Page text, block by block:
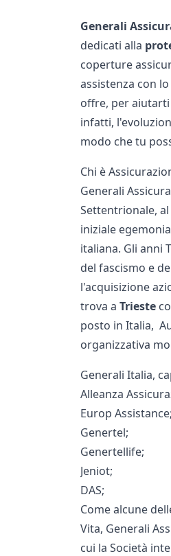
Generali
dedicati alla
coperture
assistenza con
offre, per
infatti,
modo che tu
Chi è
Generali
Settentrionale,
iniziale
italiana. Gli anni
del fascismo e
l'acquisizione
trova a Trieste
posto in Italia,
organizzativa
Generali Italia,
Alleanza
Europ Assistance;
Genertel;
Genertellife;
Jeniot;
DAS;
Come alcune
Vita, Generali
cui la Società